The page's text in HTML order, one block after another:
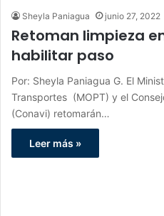
Sheyla Paniagua junio 27, 2022
Retoman limpieza
habilitar paso
Por: Sheyla Paniagua G. El
Transportes (MOPT) y el
(Conavi) retomarán…
Leer más »